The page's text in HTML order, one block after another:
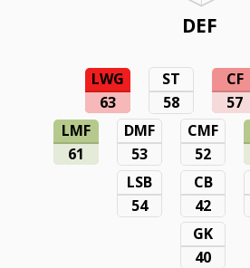
DEF
LWG
63
ST
58
CF
57
LMF
61
DMF
53
CMF
52
LSB
54
CB
42
GK
40